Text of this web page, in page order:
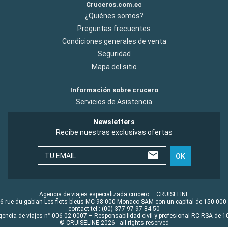
Cruceros.com.ec
¿Quiénes somos?
Preguntas frecuentes
Condiciones generales de venta
Seguridad
Mapa del sitio
Información sobre crucero
Servicios de Asistencia
Newsletters
Recibe nuestras exclusivas ofertas
TU EMAIL OK
Agencia de viajes especializada crucero – CRUISELINE
rue du gabian Les flots bleus MC 98 000 Monaco SAM con un capital de 150 000
contact tel : (00) 377 97 97 84 50
de viajes n° 006 02 0007 – Responsabilidad civil y profesional RC RSA de
© CRUISELINE 2026 - all rights reserved